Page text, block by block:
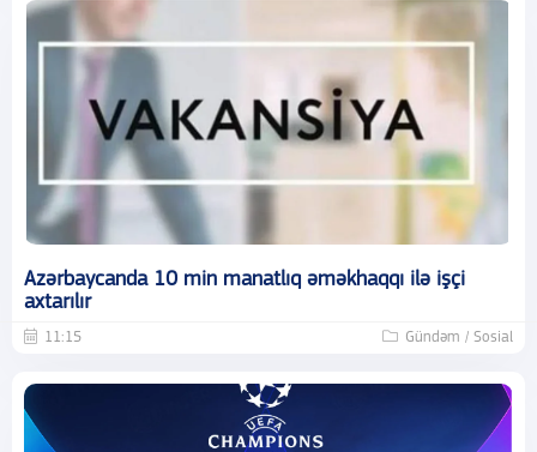
Azərbaycanda 10 min manatlıq əməkhaqqı ilə işçi
axtarılır
11:15 Gündəm / Sosial